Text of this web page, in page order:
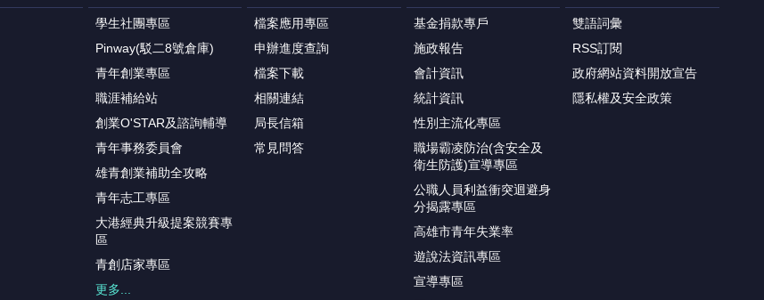
學生社團專區
Pinway(駁二8號倉庫)
青年創業專區
職涯補給站
創業O'STAR及諮詢輔導
青年事務委員會
雄青創業補助全攻略
青年志工專區
大港經典升級提案競賽專
區
青創店家專區
更多...
檔案應用專區
申辦進度查詢
檔案下載
相關連結
局長信箱
常見問答
基金捐款專戶
施政報告
會計資訊
統計資訊
性別主流化專區
職場霸凌防治(含安全及
衛生防護)宣導專區
公職人員利益衝突迴避身
分揭露專區
高雄市青年失業率
遊說法資訊專區
宣導專區
雙語詞彙
RSS訂閱
政府網站資料開放宣告
隱私權及安全政策